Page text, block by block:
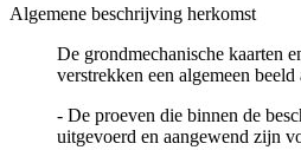
Algemene beschrijving herkomst
De grondmechanische kaarten
verstrekken een algemeen beeld
- De proeven die binnen de
uitgevoerd en aangewend zijn